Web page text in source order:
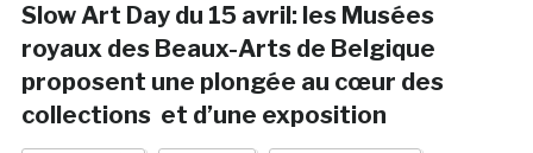
Slow Art Day du 15 avril: les Musées
royaux des Beaux-Arts de Belgique
proposent une plongée au cœur des
collections et d’une exposition